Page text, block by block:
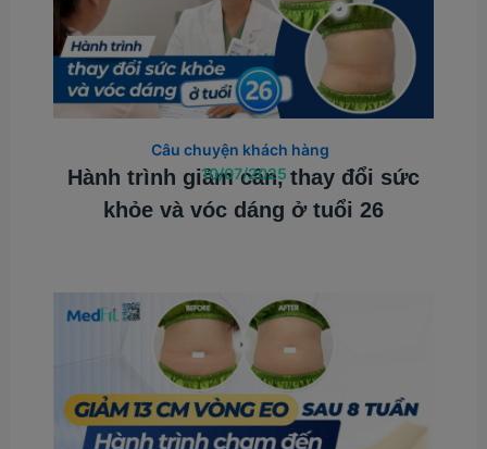
Hành trình giảm cân, thay đổi sức
khỏe và vóc dáng ở tuổi 26
Câu chuyện khách hàng
10/07/2025